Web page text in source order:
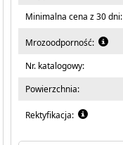
Minimalna cena z 30 dni:
Mrozoodporność:
Nr. katalogowy:
Powierzchnia:
Rektyfikacja: